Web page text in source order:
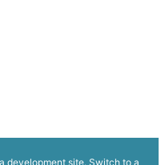
development site. Switch to a